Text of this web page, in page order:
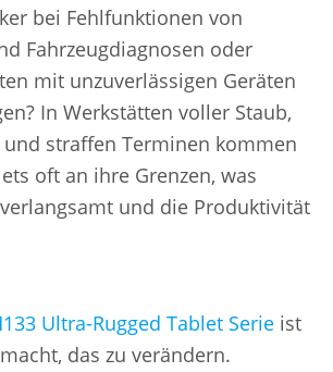
bei Fehlfunktionen von
Fahrzeugdiagnosen oder
mit unzuverlässigen Geräten
In Werkstätten voller Staub,
straffen Terminen kommen
oft an ihre Grenzen, was
und die Produktivität
Ultra-Rugged Tablet Serie ist
das zu verändern.